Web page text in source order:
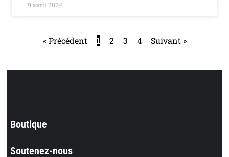
9 avril 2024
« Précédent 1 2 3 4 Suivant »
Boutique
Soutenez-nous